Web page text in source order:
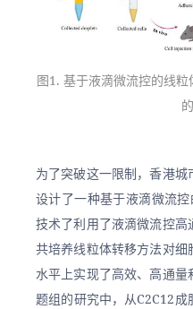
图1. 基于液滴微流控的线
为了突破这一限制，香港
设计了一种基于液滴微流
技术了利用了液滴微流控
共培养线粒体转移方法对
水平上实现了高效、高通
题组的研究中，从C2C12